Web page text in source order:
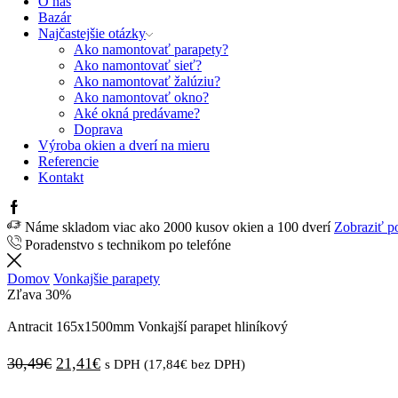
Bazár
Najčastejšie otázky
Ako namontovať parapety?
Ako namontovať sieť?
Ako namontovať žalúziu?
Ako namontovať okno?
Aké okná predávame?
Doprava
Výroba okien a dverí na mieru
Referencie
Kontakt
Facebook
Náme skladom viac ako 2000 kusov okien a 100 dverí Zobraziť
Poradenstvo s technikom po telefóne
Domov Vonkajšie parapety
Zľava 30%
Antracit 165x1500mm Vonkajší parapet hliníkový
30,49€ Pôvodná
21,41€Aktuálna
s DPH (17,84€ bez DPH)